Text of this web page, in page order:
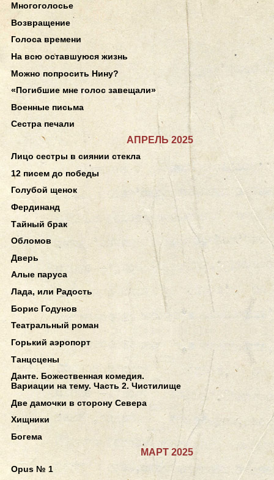
Многоголосье
Возвращение
Голоса времени
На всю оставшуюся жизнь
Можно попросить Нину?
«Погибшие мне голос завещали»
Военные письма
Сестра печали
АПРЕЛЬ 2025
Лицо сестры в сиянии стекла
12 писем до победы
Голубой щенок
Фердинанд
Тайный брак
Обломов
Дверь
Алые паруса
Лада, или Радость
Борис Годунов
Театральный роман
Горький аэропорт
Танцсцены
Данте. Божественная комедия.
Вариации на тему. Часть 2. Чистилище
Две дамочки в сторону Севера
Хищники
Богема
МАРТ 2025
Opus № 1